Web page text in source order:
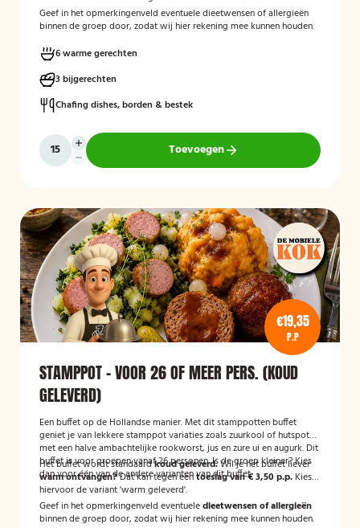
Geef in het opmerkingenveld eventuele dieetwensen of allergieën
binnen de groep door, zodat wij hier rekening mee kunnen houden.
6 warme gerechten
3 bijgerechten
Chafing dishes, borden & bestek
Toevoegen
€19,35
P.P
STAMPPOT - VOOR 26 OF MEER PERS. (KOUD
GELEVERD)
Een buffet op de Hollandse manier. Met dit stamppotten buffet
geniet je van lekkere stamppot variaties zoals zuurkool of hutspot
met een halve ambachtelijke rookworst, jus en zure ui en augurk. Dit
buffet is voor groepen vanaf 26 personen. Is de groep kleiner? Kies
dan voor één van de andere varianten van dit buffet.
Het buffet wordt standaardkoud geleverd.Wil je het buffet liever
warm ontvangen?Dat kan tegen eentoeslag van € 3,50 p.p. Kies
hiervoor de variant 'warm geleverd'.
Geef in het opmerkingenveld eventueledieetwensen of allergieën
binnen de groep door, zodat wij hier rekening mee kunnen houden.